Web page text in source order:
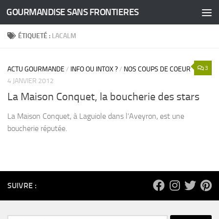
Skip to content
GOURMANDISE SANS FRONTIERES
ÉTIQUETÉ : LACALM
3
ACTU GOURMANDE / INFO OU INTOX ?/ NOS COUPS DE COEUR
4 JANVIER 2012
La Maison Conquet, la boucherie des stars
La Maison Conquet, à Laguiole dans l’Aveyron, est une
boucherie réputée.
SUIVRE :